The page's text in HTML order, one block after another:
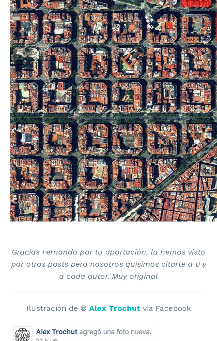
Gracias Fernando por tu aportación, la hemos visto
por otros posts pero nosotros quisimos citarte a ti y
a cada autor. Muy original
Ilustración de © Alex Trochut via Facebook